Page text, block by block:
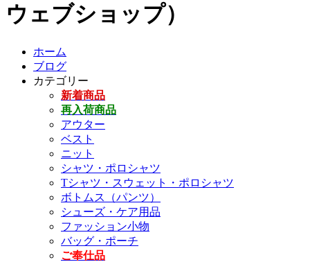
ウェブショップ）
ホーム
ブログ
カテゴリー
新着商品
再入荷商品
アウター
ベスト
ニット
シャツ・ポロシャツ
Tシャツ・スウェット・ポロシャツ
ボトムス（パンツ）
シューズ・ケア用品
ファッション小物
バッグ・ポーチ
ご奉仕品